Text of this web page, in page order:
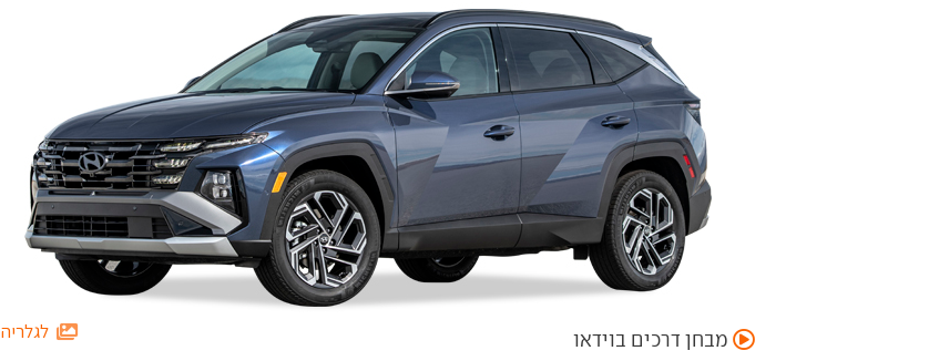
לגלריה מבחן דרכים בוידאו